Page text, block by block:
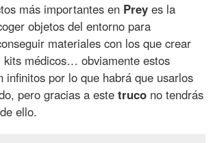
más importantes en Prey es la
objetos del entorno para
materiales con los que crear
kits médicos… obviamente estos
infinitos por lo que habrá que usarlos
pero gracias a estetruco no tendrás
ello.